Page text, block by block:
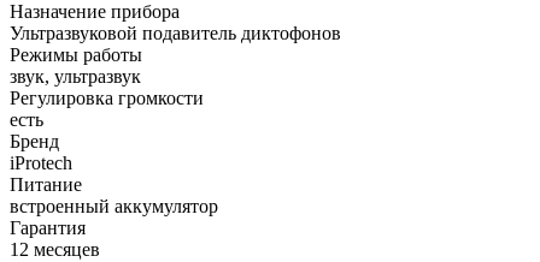
Назначение прибора
Ультразвуковой подавитель диктофонов
Режимы работы
звук, ультразвук
Регулировка громкости
есть
Бренд
iProtech
Питание
встроенный аккумулятор
Гарантия
12 месяцев